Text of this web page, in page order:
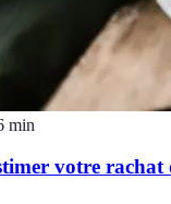
min
votre rachat